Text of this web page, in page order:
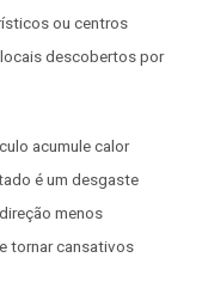
ou centros
descobertos por
acumule calor
é um desgaste
menos
tornar cansativos